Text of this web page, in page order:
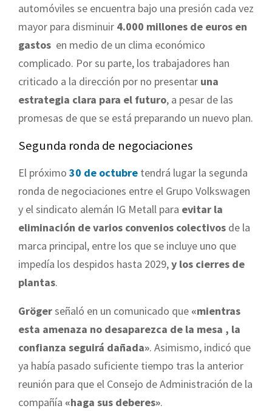
automóviles se encuentra bajo una presión cada vez
mayor para disminuir 4.000 millones de euros en
gastos en medio de un clima económico
complicado. Por su parte, los trabajadores han
criticado a la dirección por no presentar una
estrategia clara para el futuro, a pesar de las
promesas de que se está preparando un nuevo plan.
Segunda ronda de negociaciones
El próximo 30 de octubre tendrá lugar la segunda
ronda de negociaciones entre el Grupo Volkswagen
y el sindicato alemán IG Metall para evitar la
eliminación de varios convenios colectivos de la
marca principal, entre los que se incluye uno que
impedía los despidos hasta 2029,y los cierres de
plantas.
Grögerseñaló en un comunicado que «mientras
esta amenaza no desaparezca de la mesa , la
confianza seguirá dañada». Asimismo, indicó que
ya había pasado suficiente tiempo tras la anterior
reunión para que el Consejo de Administración de la
compañía «haga sus deberes».